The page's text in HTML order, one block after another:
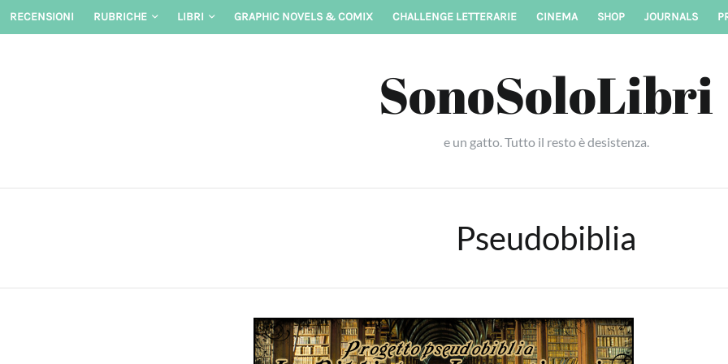
Skip
RECENSIONI RUBRICHE LIBRI GRAPHIC NOVELS & COMIX CHALLENGE LETTERARIE CINEMA SHOP JOURNALS
SonoSoloLibri
e un gatto. Tutto il resto è desistenza.
Pseudobiblia